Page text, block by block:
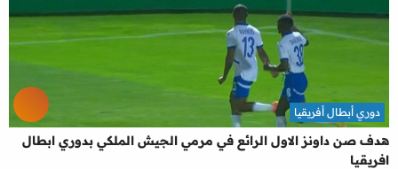
هدف صن داونز الاول الرائع في مرمي الجيش الملكي بدوري ابطال
افريقيا
دوري أبطال أفريقيا